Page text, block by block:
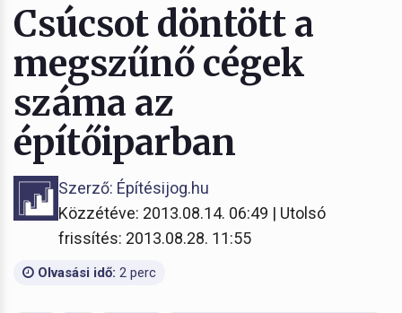
Csúcsot döntött a
megszűnő cégek
száma az
építőiparban
Szerző: Építésijog.hu
Közzétéve: 2013.08.14. 06:49 | Utolsó
frissítés: 2013.08.28. 11:55
Olvasási idő: 2 perc